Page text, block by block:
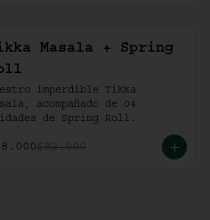
Masala + Spring
imperdible Tikka
acompañado de 04
de Spring Roll.
$92.000